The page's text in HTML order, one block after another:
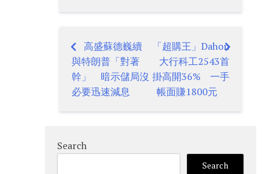
Post
navigation
高盛蘇德巍續
與特朗普「對著
幹」 暗示儲局沒
必要迅速減息
「超購王」Dahon
大行科工2543首
掛高開36% 一手
帳面賺1800元
Search
Search